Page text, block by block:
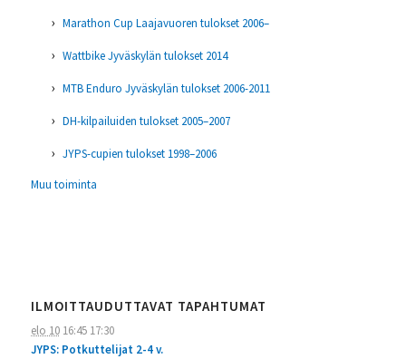
Marathon Cup Laajavuoren tulokset 2006–
Wattbike Jyväskylän tulokset 2014
MTB Enduro Jyväskylän tulokset 2006-2011
DH-kilpailuiden tulokset 2005–2007
JYPS-cupien tulokset 1998–2006
Muu toiminta
ILMOITTAUDUTTAVAT TAPAHTUMAT
elo 1016:45 17:30
JYPS: Potkuttelijat 2-4 v.